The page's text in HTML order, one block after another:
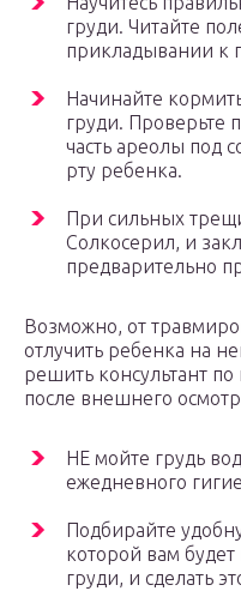
груди. Читайте
прикладывании к
Начинайте
груди. Проверьте
часть ареолы под
рту ребенка.
При сильных
Солкосерил, и
предварительно
Возможно, от
отлучить ребенка на
решить консультант
после внешнего
НЕ мойте грудь
ежедневного
Подбирайте
которой вам
груди, и сделать